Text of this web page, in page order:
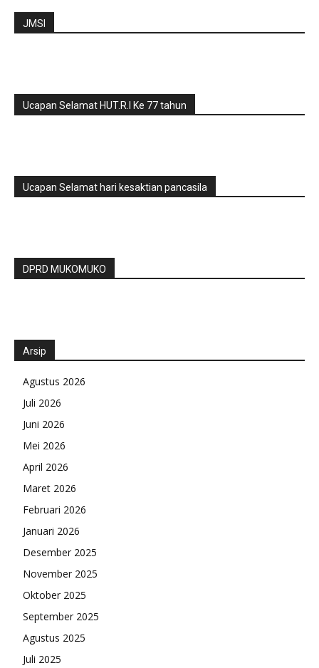
JMSI
Ucapan Selamat HUT.R.I Ke 77 tahun
Ucapan Selamat hari kesaktian pancasila
DPRD MUKOMUKO
Arsip
Agustus 2026
Juli 2026
Juni 2026
Mei 2026
April 2026
Maret 2026
Februari 2026
Januari 2026
Desember 2025
November 2025
Oktober 2025
September 2025
Agustus 2025
Juli 2025